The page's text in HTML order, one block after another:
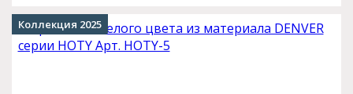
Коллекция 2025